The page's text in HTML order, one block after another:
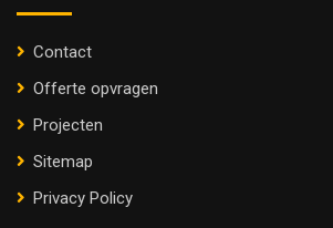
Contact
Offerte opvragen
Projecten
Sitemap
Privacy Policy